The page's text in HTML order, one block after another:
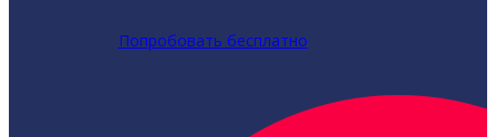
Попробовать бесплатно